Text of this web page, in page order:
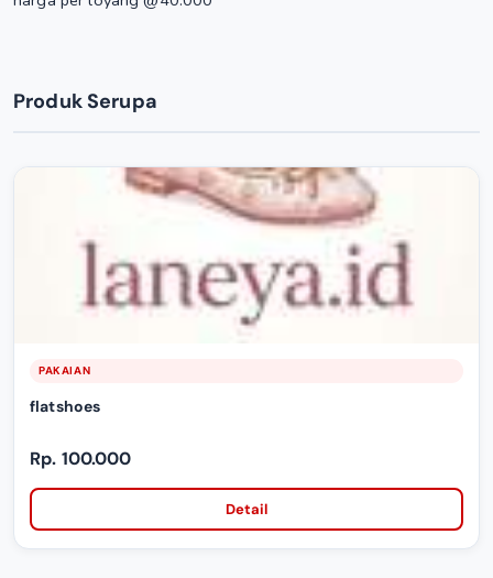
Produk Serupa
PAKAIAN
flatshoes
Rp. 100.000
Detail